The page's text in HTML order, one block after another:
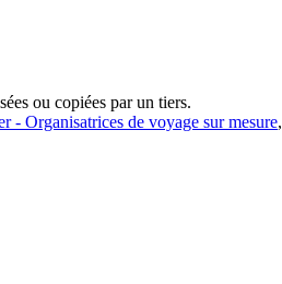
ou copiées par un tiers.
- Organisatrices de voyage sur mesure,